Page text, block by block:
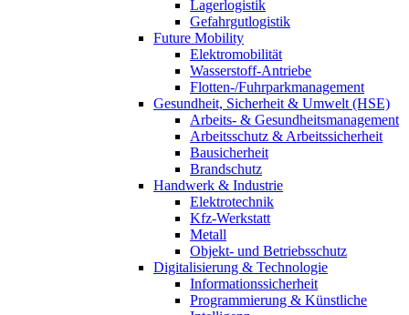
Lagerlogistik
Gefahrgutlogistik
Future Mobility
Elektromobilität
Wasserstoff-Antriebe
Flotten-/Fuhrparkmanagement
Gesundheit, Sicherheit & Umwelt (HSE)
Arbeits- & Gesundheitsmanagement
Arbeitsschutz & Arbeitssicherheit
Bausicherheit
Brandschutz
Handwerk & Industrie
Elektrotechnik
Kfz-Werkstatt
Metall
Objekt- und Betriebsschutz
Digitalisierung & Technologie
Informationssicherheit
Programmierung & Künstliche